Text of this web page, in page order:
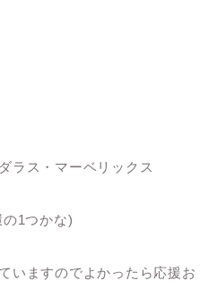
ス・マーベリックス
1つかな)
いますのでよかったら応援お